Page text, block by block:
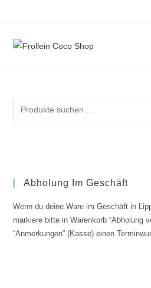
Abholung Im Geschäft
Wenn du deine Ware im Geschäft in
markiere bitte in Warenkorb “Abholung
“Anmerkungen” (Kasse) einen